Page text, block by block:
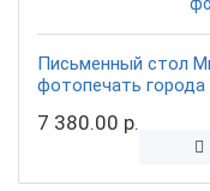
Письменный стол
фотопечать города
7 380.00 р.